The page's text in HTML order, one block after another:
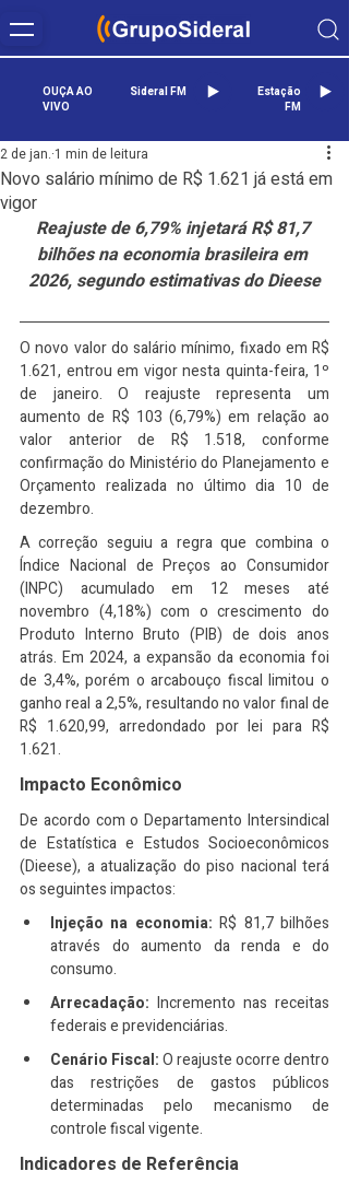
OUÇA AO
VIVO
Sideral FM
Estação
FM
Novo salário mínimo de R$ 1.621 já está em
vigor
2 de jan. 1 min de leitura
Reajuste de 6,79% injetará R$ 81,7
bilhões na economia brasileira em
2026, segundo estimativas do Dieese
O novo valor do salário mínimo, fixado em R$
1.621, entrou em vigor nesta quinta-feira, 1º
de janeiro. O reajuste representa um
aumento de R$ 103 (6,79%) em relação ao
valor anterior de R$ 1.518, conforme
confirmação do Ministério do Planejamento e
Orçamento realizada no último dia 10 de
dezembro.
A correção seguiu a regra que combina o
Índice Nacional de Preços ao Consumidor
(INPC) acumulado em 12 meses até
novembro (4,18%) com o crescimento do
Produto Interno Bruto (PIB) de dois anos
atrás. Em 2024, a expansão da economia foi
de 3,4%, porém o arcabouço fiscal limitou o
ganho real a 2,5%, resultando no valor final de
R$ 1.620,99, arredondado por lei para R$
1.621.
Impacto Econômico
De acordo com o Departamento Intersindical
de Estatística e Estudos Socioeconômicos
(Dieese), a atualização do piso nacional terá
os seguintes impactos:
Injeção na economia: R$ 81,7 bilhões
através do aumento da renda e do
consumo.
Arrecadação: Incremento nas receitas
federais e previdenciárias.
Cenário Fiscal: O reajuste ocorre dentro
das restrições de gastos públicos
determinadas pelo mecanismo de
controle fiscal vigente.
Indicadores de Referência